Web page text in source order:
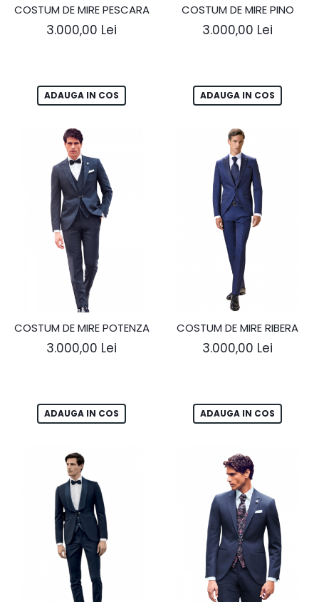
COSTUM DE MIRE PESCARA
3.000,00 Lei
ADAUGA IN COS
COSTUM DE MIRE PINO
3.000,00 Lei
ADAUGA IN COS
COSTUM DE MIRE POTENZA
3.000,00 Lei
ADAUGA IN COS
COSTUM DE MIRE RIBERA
3.000,00 Lei
ADAUGA IN COS